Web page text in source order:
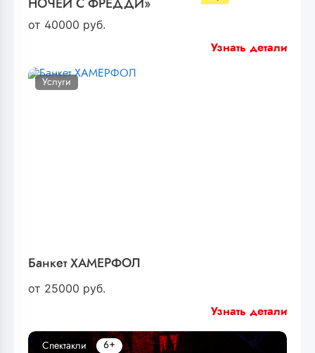
НОЧЕЙ С ФРЕДДИ»
от 40000 руб.
Узнать детали
Банкет ХАМЕРФОЛ
от 25000 руб.
Услуги
Узнать детали
Спектакли 6+